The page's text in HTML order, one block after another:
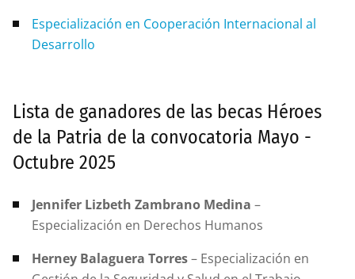
Especialización en Cooperación Internacional al
Desarrollo
Lista de ganadores de las becas Héroes
de la Patria de la convocatoria Mayo -
Octubre 2025
Jennifer Lizbeth Zambrano Medina –
Especialización en Derechos Humanos
Herney Balaguera Torres– Especialización en